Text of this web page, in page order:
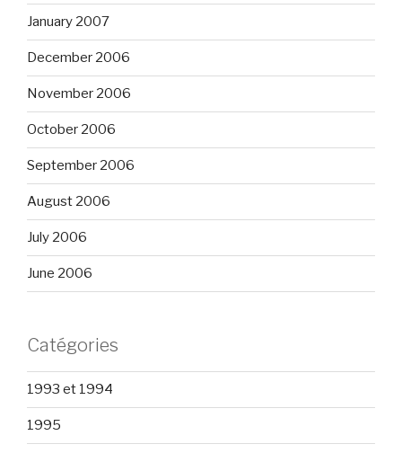
January 2007
December 2006
November 2006
October 2006
September 2006
August 2006
July 2006
June 2006
Catégories
1993 et 1994
1995